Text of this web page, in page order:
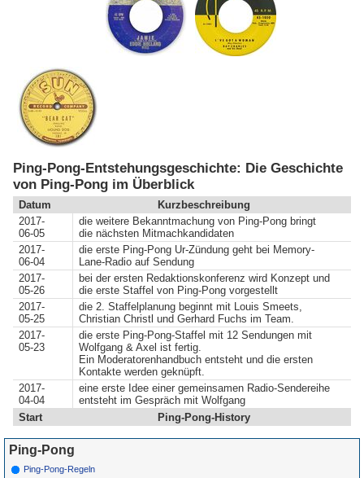
Ping-Pong-Entstehungsgeschichte: Die Geschichte
von Ping-Pong im Überblick
Datum
Kurzbeschreibung
2017-
06-05
die weitere Bekanntmachung von Ping-Pong bringt
die nächsten Mitmachkandidaten
2017-
06-04
die erste Ping-Pong Ur-Zündung geht bei Memory-
Lane-Radio auf Sendung
2017-
05-26
bei der ersten Redaktionskonferenz wird Konzept und
die erste Staffel von Ping-Pong vorgestellt
2017-
05-25
die 2. Staffelplanung beginnt mit Louis Smeets,
Christian Christl und Gerhard Fuchs im Team.
2017-
05-23
die erste Ping-Pong-Staffel mit 12 Sendungen mit
Wolfgang & Axel ist fertig.
Ein Moderatorenhandbuch entsteht und die ersten
Kontakte werden geknüpft.
2017-
04-04
eine erste Idee einer gemeinsamen Radio-Sendereihe
entsteht im Gespräch mit Wolfgang
Start
Ping-Pong-History
Ping-Pong
Ping-Pong-Regeln